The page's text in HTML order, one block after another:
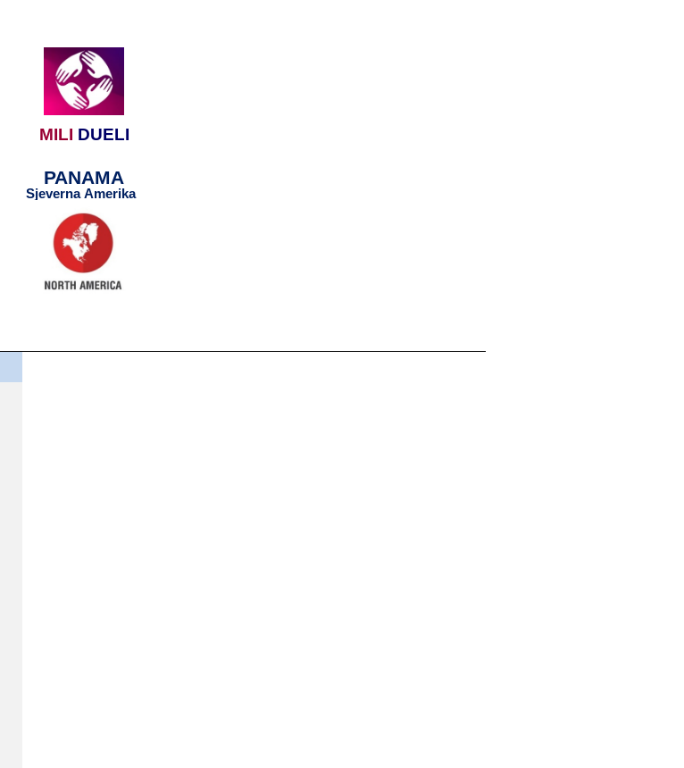
MILI DUELI
PANAMA
Sjeverna​​ Amerika​​